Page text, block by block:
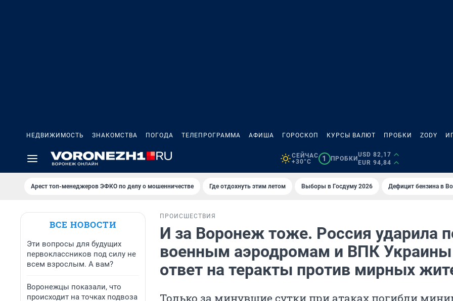
НЕДВИЖИМОСТЬ ЗНАКОМСТВА ПОГОДА ТЕЛЕПРОГРАММА АФИША ГОРОСКОП КУРСЫ ВАЛЮТ ПРОБКИ ZODY
СЕЙЧАС
+30°C
1 ПРОБКИ
USD 82,17
EUR 94,84
Арест топ-менеджеров ЭФКО по делу о мошенничестве Где отдохнуть этим летом Выборы в Госдуму 2026 Дефицит бензина в
ВСЕ НОВОСТИ
Эти вопросы для будущих
первоклассников под силу не
всем взрослым. А вам?
Воронежцы показали, что
происходит на точках подвоза
ПРОИСШЕСТВИЯ
И за Воронеж тоже. Россия ударила
военным аэродромам и ВПК
ответ на теракты против мирных
Только за минувшие сутки при атаках погибли